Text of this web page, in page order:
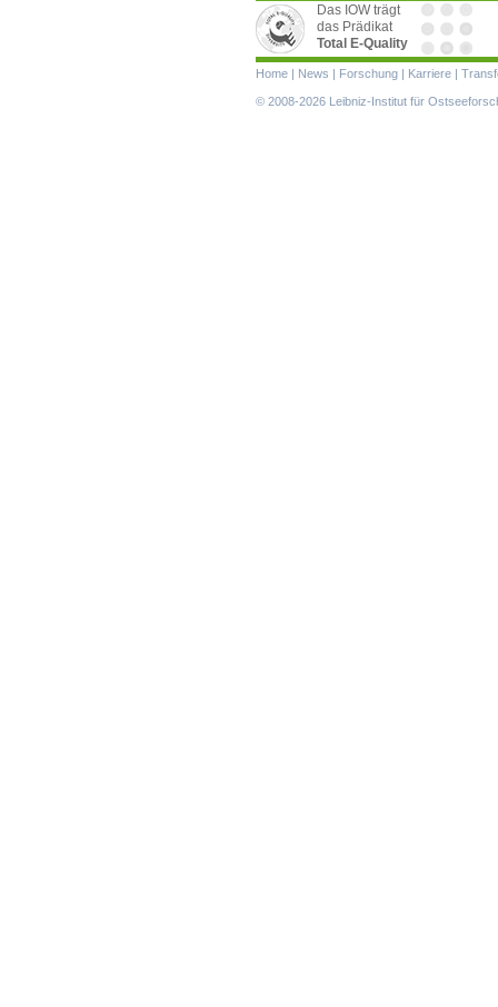
Das IOW trägt
das Prädikat
Total E-Quality
Navigation
überspringen
Home | News | Forschung | Karriere |
© 2008-2026 Leibniz-Institut für